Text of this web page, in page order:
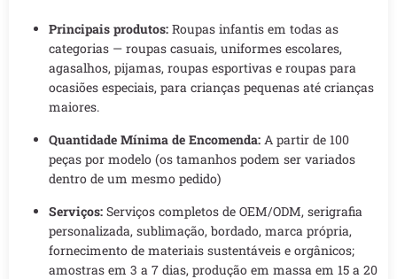
Principais produtos: Roupas infantis em todas as
categorias — roupas casuais, uniformes escolares,
agasalhos, pijamas, roupas esportivas e roupas para
ocasiões especiais, para crianças pequenas até crianças
maiores.
Quantidade Mínima de Encomenda: A partir de 100
peças por modelo (os tamanhos podem ser variados
dentro de um mesmo pedido)
Serviços: Serviços completos de OEM/ODM, serigrafia
personalizada, sublimação, bordado, marca própria,
fornecimento de materiais sustentáveis e orgânicos;
amostras em 3 a 7 dias, produção em massa em 15 a 20